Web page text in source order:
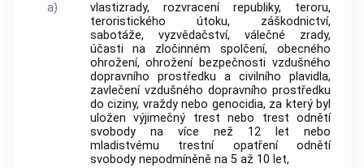
a)
vlastizrady, rozvracení republiky, teroru,
teroristického útoku, záškodnictví,
sabotáže, vyzvědačství, válečné zrady,
účasti na zločinném spolčení, obecného
ohrožení, ohrožení bezpečnosti vzdušného
dopravního prostředku a civilního plavidla,
zavlečení vzdušného dopravního prostředku
do ciziny, vraždy nebo genocidia, za který byl
uložen výjimečný trest nebo trest odnětí
svobody na více než 12 let nebo
mladistvému trestní opatření odnětí
svobody nepodmíněně na 5 až 10 let,